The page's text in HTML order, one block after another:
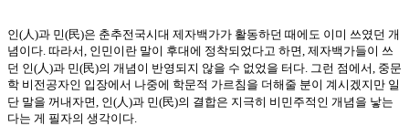
인(人)과 민(民)은 춘추전국시대 제자백가가 활동하던 때에도 이미 쓰였던 개
념이다 따라서 인민이란 말이 후대에 정착되었다고 하면 제자백가들이 쓰
던 인(人)과 민(民)의 개념이 반영되지 않을 수 없었을 터다 그런 점에서 중문
학 비전공자인 입장에서 나중에 학문적 가르침을 더해줄 분이 계시겠지만 일
단 말을 꺼내자면 인(人)과 민(民)의 결합은 지극히 비민주적인 개념을 낳는
다는 게 필자의 생각이다